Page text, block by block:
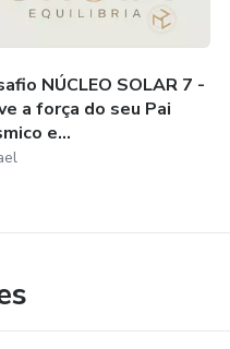
NÚCLEO SOLAR 7 -
a força do seu Pai
e...